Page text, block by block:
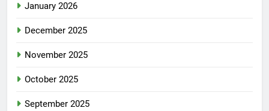
January 2026
December 2025
November 2025
October 2025
September 2025